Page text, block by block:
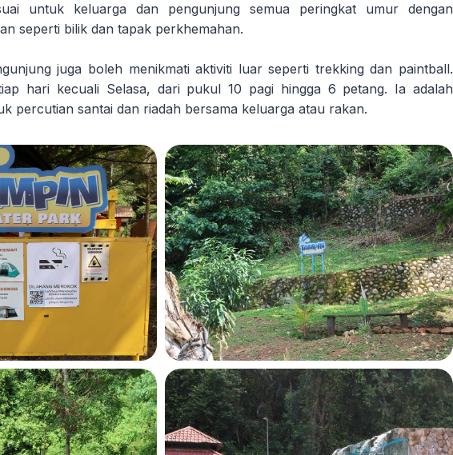
untuk keluarga dan pengunjung semua peringkat umur dengan
seperti bilik dan tapak perkhemahan.
juga boleh menikmati aktiviti luar seperti trekking dan paintball.
hari kecuali Selasa, dari pukul 10 pagi hingga 6 petang. Ia adalah
percutian santai dan riadah bersama keluarga atau rakan.